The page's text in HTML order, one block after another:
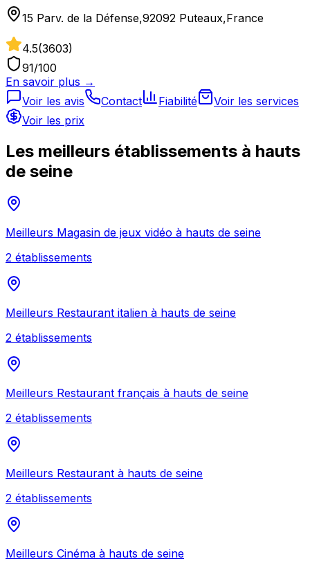
15 Parv. de la Défense,92092 Puteaux,France
4.5(3603)
91/100
En savoir plus →
Voir les avis
Contact Fiabilité
Voir les services
Voir les prix
Les meilleurs établissements à hauts
de seine
Meilleurs Magasin de jeux vidéo à hauts de seine
2 établissements
Meilleurs Restaurant italien à hauts de seine
2 établissements
Meilleurs Restaurant français à hauts de seine
2 établissements
Meilleurs Restaurant à hauts de seine
2 établissements
Meilleurs Cinéma à hauts de seine